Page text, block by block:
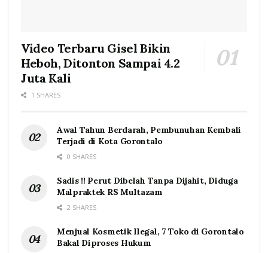
Video Terbaru Gisel Bikin
Heboh, Ditonton Sampai 4.2
Juta Kali
1 SHARES
Awal Tahun Berdarah, Pembunuhan Kembali
Terjadi di Kota Gorontalo
0 SHARES
Sadis !! Perut Dibelah Tanpa Dijahit, Diduga
Malpraktek RS Multazam
2 SHARES
Menjual Kosmetik Ilegal, 7 Toko di Gorontalo
Bakal Diproses Hukum